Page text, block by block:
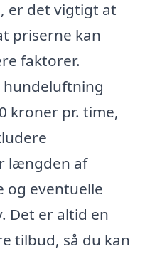
er det vigtigt at
priserne kan
faktorer.
hundeluftning
kroner pr. time,
længden af
og eventuelle
Det er altid en
tilbud, så du kan